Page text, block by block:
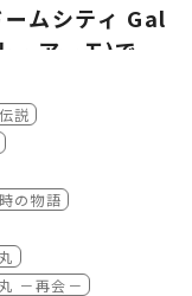
謝祭」(2026/2/1開
バンダイ以外でご
）※サイン入りポ
人であっても、一
がございます。
をお願いいたしま
なる場合がござい
内容が一部異なり
。
部＞の2枚発券さ
感謝祭」会場
場特典引き換
謝祭（Blu-ra
ークス 公式通販サ
は「プレミアムバ
ル 35周年感謝
日発売／品番：B
、予約特典の
ご持参いただいた
報
18:00～11月9日
楽曲は圧巻です。
めアニメーション
。
ング曲はSE入りと
by Step 』『君
LOVE～』につい
ザインもコンプリ
ています！
は、3人の作曲
早人、各氏へのロ
のおもしろカッコ
魂＜SIDE
プレイ連動したコ
ス裏の”創界
ャストサイズで
おもしろカッコい
魂＜SIDE MAS
ックは、ファンに
ち望まれたCDに
神英雄伝ワタル
トラック
（水）
lnk.to/SRML-11
Powered by
ムシティ Gal
アーモ)で開
＆魔神創造
物販情報公
！
る「魔神英雄伝
」！
説
の物語
－再会－